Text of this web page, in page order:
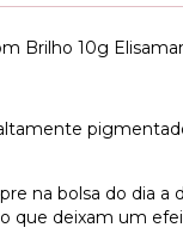
Brilho 10g
na bolsa do dia a
que deixam um